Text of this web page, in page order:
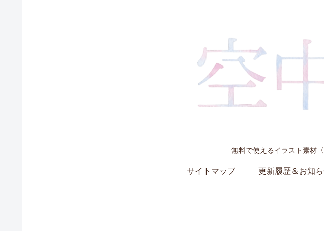
無料で使えるイラスト素材
サイトマップ 更新履歴＆お知